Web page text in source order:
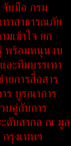
บมือ กรม
าสาธารณภัย
เข้าใจ ยก
พร้อมหนุนงบ
ะทีมบรรเทา
ยการสื่อสาร
ร บูรณาการ
บคู่กับการ
ดับสากล ณ มูล
รุงเทพฯ